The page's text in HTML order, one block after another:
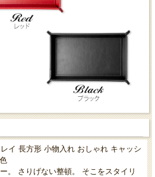
イ 長方形 小物入れ おしゃれ キャッシ
。 さりげない整頓。 そこをスタイリ